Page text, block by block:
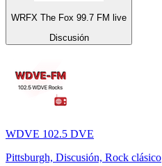
WRFX The Fox 99.7 FM live
Discusión
WDVE 102.5 DVE
Pittsburgh, Discusión, Rock clásico